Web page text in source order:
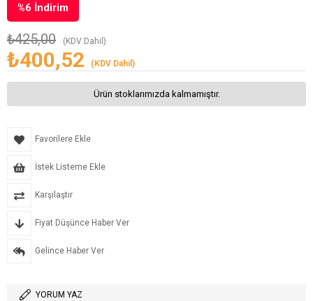
%6 İndirim
₺425,00 (KDV Dahil)
₺400,52 (KDV Dahil)
Ürün stoklarımızda kalmamıştır.
Favorilere Ekle
İstek Listeme Ekle
Karşılaştır
Fiyat Düşünce Haber Ver
Gelince Haber Ver
YORUM YAZ